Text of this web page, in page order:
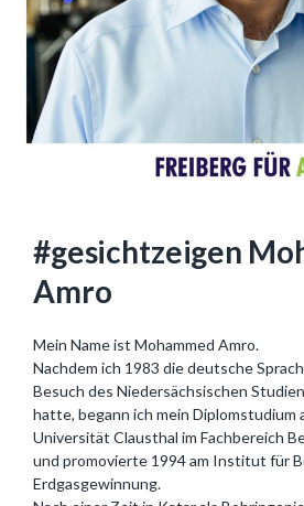
#gesichtzeigen
Amro
Mein Name ist Mohammed Amro.
Nachdem ich 1983 die deutsche
Besuch des Niedersächsischen
hatte, begann ich mein Diplomstudium
Universität Clausthal im Fachbereich
und promovierte 1994 am Institut für
Erdgasgewinnung.